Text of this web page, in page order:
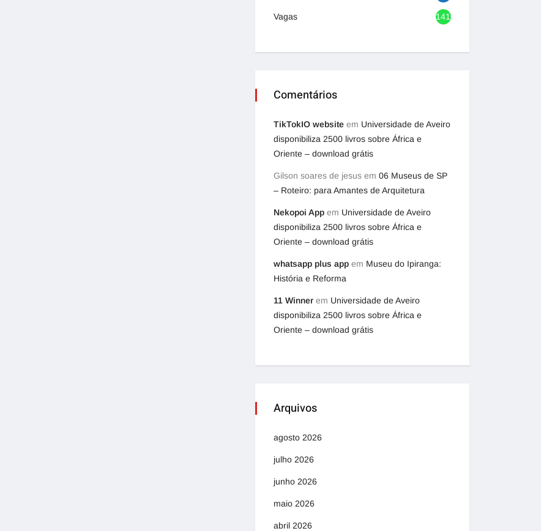
Vagas 1416
Comentários
TikTokIO website em Universidade de Aveiro
disponibiliza 2500 livros sobre África e
Oriente – download grátis
Gilson soares de jesus em 06 Museus de SP
– Roteiro: para Amantes de Arquitetura
Nekopoi App em Universidade de Aveiro
disponibiliza 2500 livros sobre África e
Oriente – download grátis
whatsapp plus app em Museu do Ipiranga:
História e Reforma
11 Winner em Universidade de Aveiro
disponibiliza 2500 livros sobre África e
Oriente – download grátis
Arquivos
agosto 2026
julho 2026
junho 2026
maio 2026
abril 2026